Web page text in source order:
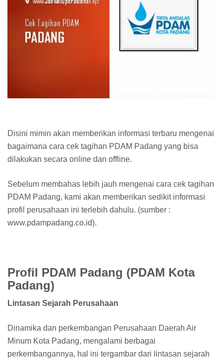
Disini mimin akan memberikan informasi terbaru mengenai
bagaimana cara cek tagihan PDAM Padang yang bisa
dilakukan secara online dan offline.
Sebelum membahas lebih jauh mengenai cara cek tagihan
PDAM Padang, kami akan memberikan sedikit informasi
profil perusahaan ini terlebih dahulu. (sumber :
www.pdampadang.co.id).
Profil PDAM Padang (PDAM Kota
Padang)
Lintasan Sejarah Perusahaan
Dinamika dan perkembangan Perusahaan Daerah Air
Minum Kota Padang, mengalami berbagai
perkembangannya, hal ini tergambar dari lintasan sejarah